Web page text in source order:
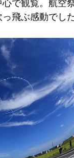
で観覧。航空
飛ぶ感動でし